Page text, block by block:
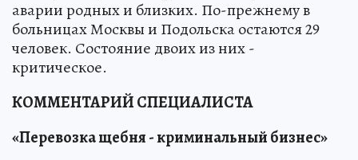
аварии родных и близких. По-прежнему в
больницах Москвы и Подольска остаются 29
человек. Состояние двоих из них -
критическое.
КОММЕНТАРИЙ СПЕЦИАЛИСТА
«Перевозка щебня - криминальный бизнес»